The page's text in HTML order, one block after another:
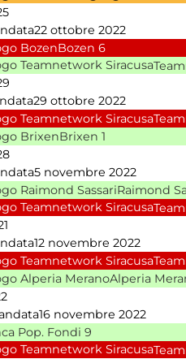
22 ottobre 2022
Bozen 6
29 ottobre 2022
Brixen 1
5 novembre 2022
Raimond
12 novembre 2022
Alperia
16 novembre 2022
Pop. Fondi 9